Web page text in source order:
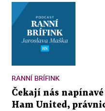
RANNÍ BRÍFINK
Čekají nás
Ham United,